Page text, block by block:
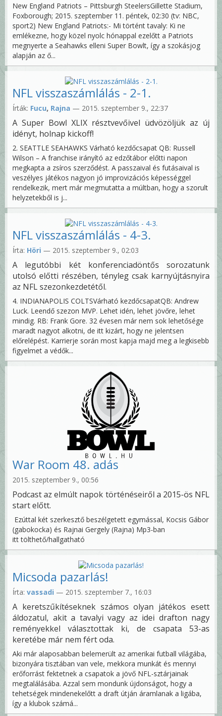
New England Patriots – Pittsburgh SteelersGillette Stadium,
Foxborough; 2015. szeptember 11. péntek, 02:30 (tv: NBC,
sport2) New England Patriots:- Mi történt tavaly: Ki ne
emlékezne, hogy közel nyolc hónappal ezelőtt a Patriots
megnyerte a Seahawks elleni Super Bowlt, így a szokásjog
alapján az ő...
NFL visszaszámlálás - 2-1.
Írták: Fucu, Rajna — 2015. szeptember 9., 22:37
A Super Bowl XLIX résztvevőivel üdvözöljük az új
idényt, holnap kickoff!
2. SEATTLE SEAHAWKS Várható kezdőcsapat QB: Russell
Wilson – A franchise irányító az edzőtábor előtti napon
megkapta a zsíros szerződést. A passzaival és futásaival is
veszélyes játékos nagyon jó improvizációs képességgel
rendelkezik, mert már megmutatta a múltban, hogy a szorult
helyzetekből is j...
NFL visszaszámlálás - 4-3.
Írta: Höri — 2015. szeptember 9., 02:03
A legutóbbi két konferenciadöntős sorozatunk
utolsó előtti részében, tényleg csak karnyújtásnyira
az NFL szezonkezdetétől.
4. INDIANAPOLIS COLTSVárható kezdőcsapatQB: Andrew
Luck. Leendő szezon MVP. Lehet idén, lehet jövőre, lehet
mindig. RB: Frank Gore. 32 évesen már nem sok lehetősége
maradt nagyot alkotni, de itt kizárt, hogy ne jelentsen
előrelépést. Karrierje során most kapja majd meg a legkisebb
figyelmet a védők...
War Room 48. adás
2015. szeptember 9., 00:56
Podcast az elmúlt napok történéseiről a 2015-ös NFL
start előtt.
Ezúttal két szerkesztő beszélgetett egymással, Kocsis Gábor
(gabokocka) és Rajnai Gergely (Rajna) Mp3-ban
itt tölthető/hallgatható
Micsoda pazarlás!
Írta: vassadi — 2015. szeptember 7., 16:03
A keretszűkítéseknek számos olyan játékos esett
áldozatul, akit a tavalyi vagy az idei drafton nagy
reményekkel választottak ki, de csapata 53-as
keretébe már nem fért oda.
Aki már alaposabban belemerült az amerikai futball világába,
bizonyára tisztában van vele, mekkora munkát és mennyi
erőforrást fektetnek a csapatok a jövő NFL-sztárjainak
megtalálásába. Azzal sem mondunk újdonságot, hogy a
tehetségek mindenekelőtt a draft útján áramlanak a ligába,
így a klubok számá...